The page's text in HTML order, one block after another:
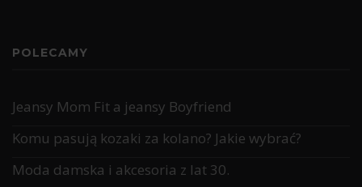
POLECAMY
Jeansy Mom Fit a jeansy Boyfriend
Komu pasują kozaki za kolano? Jakie wybrać?
Moda damska i akcesoria z lat 30.